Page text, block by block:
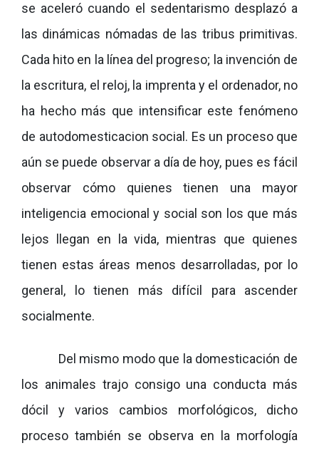
se aceleró cuando el sedentarismo desplazó a
las dinámicas nómadas de las tribus primitivas.
Cada hito en la línea del progreso; la invención de
la escritura, el reloj, la imprenta y el ordenador, no
ha hecho más que intensificar este fenómeno
de autodomesticacion social. Es un proceso que
aún se puede observar a día de hoy, pues es fácil
observar cómo quienes tienen una mayor
inteligencia emocional y social son los que más
lejos llegan en la vida, mientras que quienes
tienen estas áreas menos desarrolladas, por lo
general, lo tienen más difícil para ascender
socialmente.
Del mismo modo que la domesticación de
los animales trajo consigo una conducta más
dócil y varios cambios morfológicos, dicho
proceso también se observa en la morfología